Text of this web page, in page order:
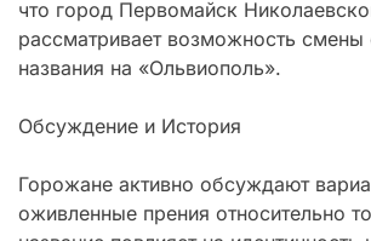
что город Первомайск
рассматривает возможность смены
названия на «Ольвиополь».
Обсуждение и История
Горожане активно обсуждают
оживленные прения относительно